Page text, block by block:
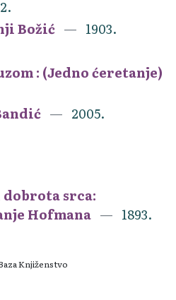
Božić
1903.
: (Jedno ćeretanje)
2005.
srca:
Hofmana
1893.
Knjiženstvo